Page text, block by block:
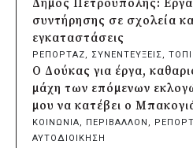
Σωτήρος
πριν από 2 μέρες
Περιφέρεια Αττικής: Έξι
για την ψηφιακή
επιχειρήσεων
πριν από 2 μέρες
Δήμος Σαρωνικού και
ενημερώνουν τους
Δήμος Πετρούπολης:
συντήρησης σε σχολεία
εγκαταστάσεις
ΡΕΠΟΡΤΑΖ, ΣΥΝΕΝΤΕΥΞΕΙΣ,
Ο Δούκας για έργα,
μάχη των επόμενων
μου να κατέβει ο
ΚΟΙΝΩΝΙΑ, ΠΕΡΙΒΑΛΛΟΝ ,
ΑΥΤΟΔΙΟΙΚΗΣΗ